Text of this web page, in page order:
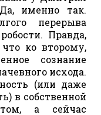
именно так.
перерыва
Правда,
ко второму,
сознание
исхода.
(или даже
в собственной
а сейчас